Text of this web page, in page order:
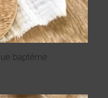
baptême